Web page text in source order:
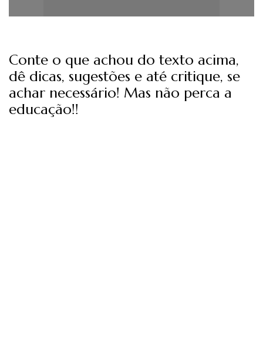
Conte o que achou do texto acima,
dê dicas, sugestões e até critique, se
achar necessário! Mas não perca a
educação!!